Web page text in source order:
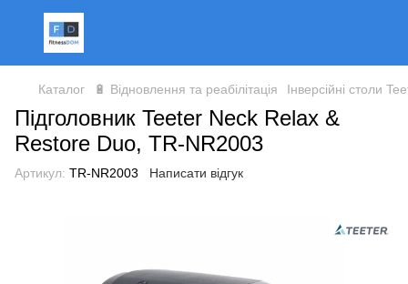
Каталог 🔋 Відновлення та реабілітація Інверсійні столи
Підголовник Teeter Neck Relax &
Restore Duo, TR-NR2003
Артикул: TR-NR2003 Написати відгук